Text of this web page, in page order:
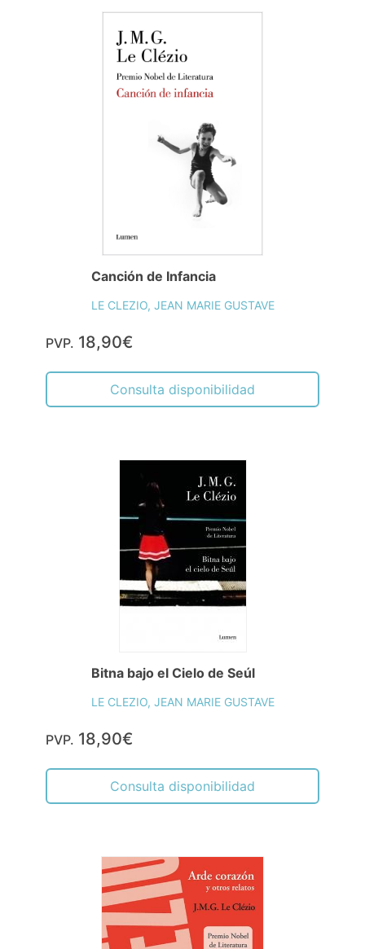
Canción de Infancia
LE CLEZIO, JEAN MARIE GUSTAVE
PVP. 18,90€
Consulta disponibilidad
Bitna bajo el Cielo de Seúl
LE CLEZIO, JEAN MARIE GUSTAVE
PVP. 18,90€
Consulta disponibilidad